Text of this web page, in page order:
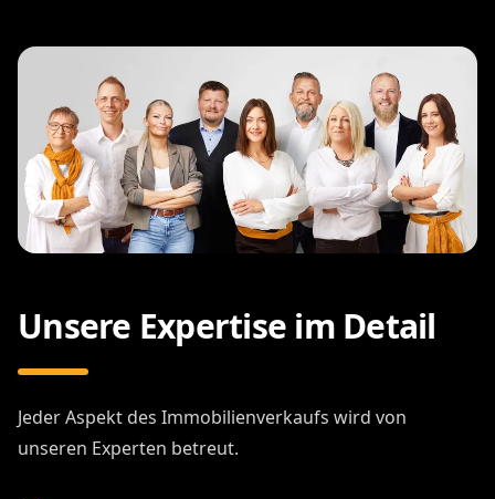
Unsere Expertise im Detail
Jeder Aspekt des Immobilienverkaufs wird von
unseren Experten betreut.